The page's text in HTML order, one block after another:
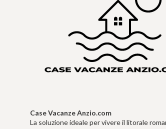
Case Vacanze Anzio.com
La soluzione ideale per vivere il litorale